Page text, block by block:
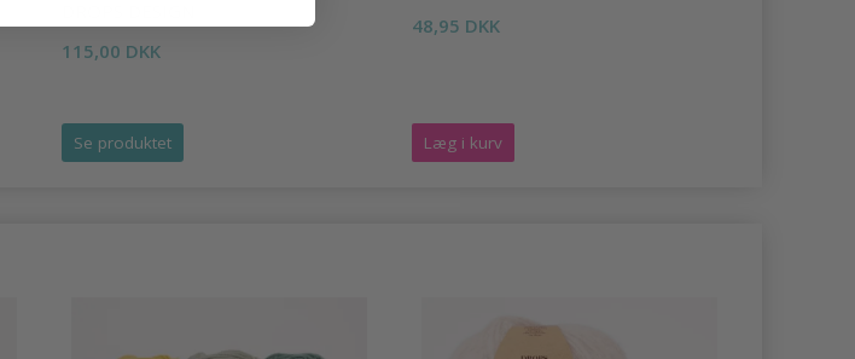
115,00 DKK
Se produktet
48,95 DKK
Læg i kurv